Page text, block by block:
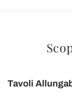
Tavoli